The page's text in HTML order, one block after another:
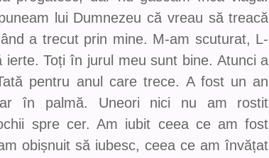
lui Dumnezeu că vreau să treacă
a trecut prin mine. M-am scuturat, L-
Toți în jurul meu sunt bine. Atunci a
pentru anul care trece. A fost un an
în palmă. Uneori nici nu am rostit
spre cer. Am iubit ceea ce am fost
obișnuit să iubesc, ceea ce am învățat